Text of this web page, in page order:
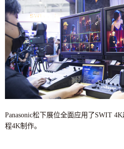
Panasonic松下展位全面应用了SWIT
程4K制作。